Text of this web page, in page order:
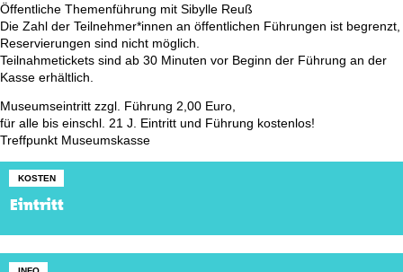
Öffentliche Themenführung mit Sibylle Reuß
Die Zahl der Teilnehmer*innen an öffentlichen Führungen ist begrenzt,
Reservierungen sind nicht möglich.
Teilnahmetickets sind ab 30 Minuten vor Beginn der Führung an der
Kasse erhältlich.
Museumseintritt zzgl. Führung 2,00 Euro,
für alle bis einschl. 21 J. Eintritt und Führung kostenlos!
Treffpunkt Museumskasse
KOSTEN
Eintritt